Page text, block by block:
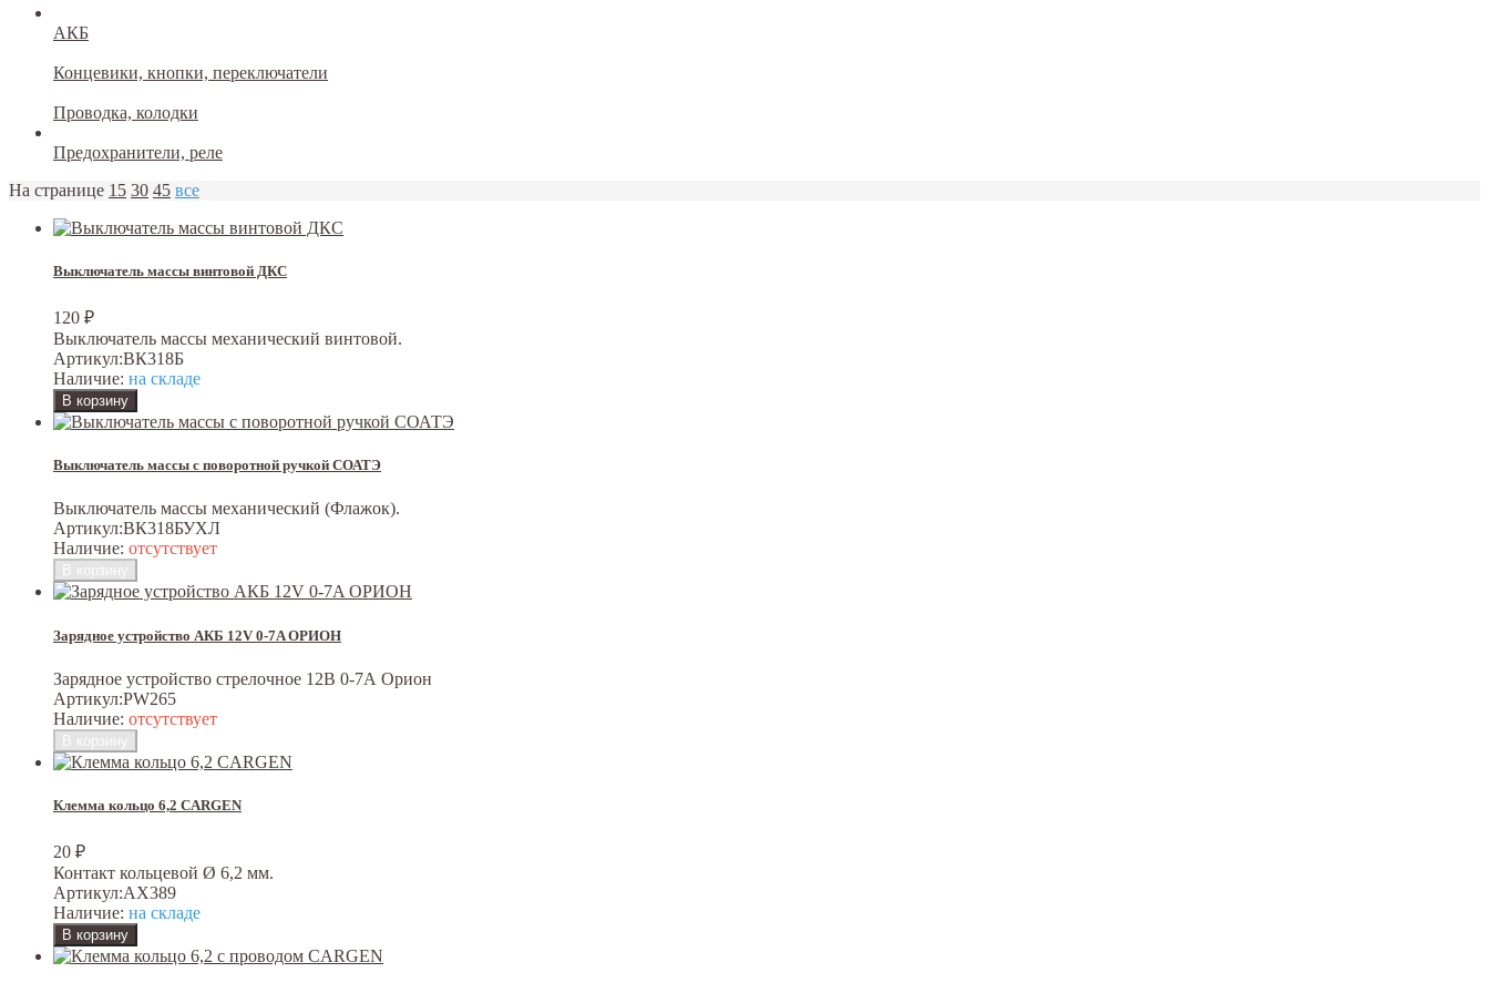
АКБ
Концевики, кнопки, переключатели
Проводка, колодки
Предохранители, реле
На странице 15 30 45 все
Выключатель массы винтовой ДКС
120 ₽
Выключатель массы механический винтовой.
Артикул:ВК318Б
Наличие: на складе
Выключатель массы с поворотной ручкой СОАТЭ
Выключатель массы механический (Флажок).
Артикул:ВК318БУХЛ
Наличие: отсутствует
Зарядное устройство АКБ 12V 0-7A ОРИОН
Зарядное устройство стрелочное 12В 0-7А Орион
Артикул:PW265
Наличие: отсутствует
Клемма кольцо 6,2 CARGEN
20 ₽
Контакт кольцевой Ø 6,2 мм.
Артикул:AX389
Наличие: на складе